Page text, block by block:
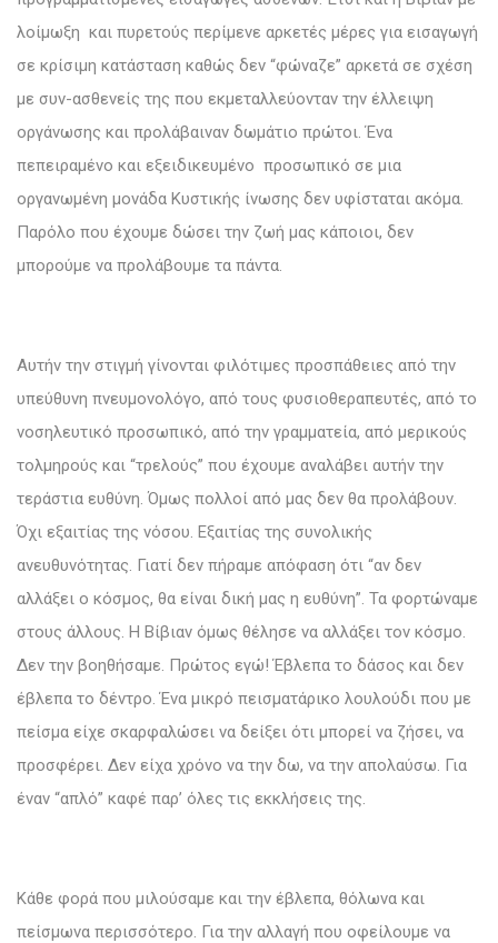
λοίμωξη και πυρετούς περίμενε αρκετές μέρες για εισαγωγή
σε κρίσιμη κατάσταση καθώς δεν “φώναζε” αρκετά σε σχέση
με συν-ασθενείς της που εκμεταλλεύονταν την έλλειψη
οργάνωσης και προλάβαιναν δωμάτιο πρώτοι. Ένα
πεπειραμένο και εξειδικευμένο προσωπικό σε μια
οργανωμένη μονάδα Κυστικής ίνωσης δεν υφίσταται ακόμα.
Παρόλο που έχουμε δώσει την ζωή μας κάποιοι, δεν
μπορούμε να προλάβουμε τα πάντα.
Αυτήν την στιγμή γίνονται φιλότιμες προσπάθειες από την
υπεύθυνη πνευμονολόγο, από τους φυσιοθεραπευτές, από το
νοσηλευτικό προσωπικό, από την γραμματεία, από μερικούς
τολμηρούς και “τρελούς” που έχουμε αναλάβει αυτήν την
τεράστια ευθύνη. Όμως πολλοί από μας δεν θα προλάβουν.
Όχι εξαιτίας της νόσου. Εξαιτίας της συνολικής
ανευθυνότητας. Γιατί δεν πήραμε απόφαση ότι “αν δεν
αλλάξει ο κόσμος, θα είναι δική μας η ευθύνη”. Τα φορτώναμε
στους άλλους. Η Βίβιαν όμως θέλησε να αλλάξει τον κόσμο.
Δεν την βοηθήσαμε. Πρώτος εγώ! Έβλεπα το δάσος και δεν
έβλεπα το δέντρο. Ένα μικρό πεισματάρικο λουλούδι που με
πείσμα είχε σκαρφαλώσει να δείξει ότι μπορεί να ζήσει, να
προσφέρει. Δεν είχα χρόνο να την δω, να την απολαύσω. Για
έναν “απλό” καφέ παρ’ όλες τις εκκλήσεις της.
Κάθε φορά που μιλούσαμε και την έβλεπα, θόλωνα και
πείσμωνα περισσότερο. Για την αλλαγή που οφείλουμε να